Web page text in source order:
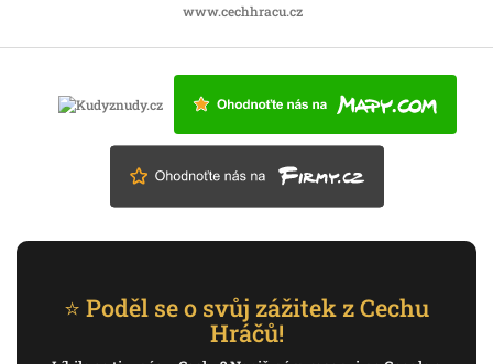
www.cechhracu.cz
⭐ Poděl se o svůj zážitek z Cechu
Hráčů!